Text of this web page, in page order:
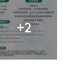
+2